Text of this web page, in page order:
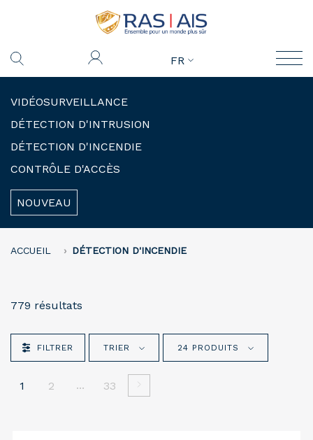
FR
VIDÉOSURVEILLANCE
DÉTECTION D'INTRUSION
DÉTECTION D'INCENDIE
CONTRÔLE D'ACCÈS
NOUVEAU
ACCUEIL DÉTECTION D'INCENDIE
779 résultats
FILTRER TRIER 24 PRODUITS
1 2 ... 33